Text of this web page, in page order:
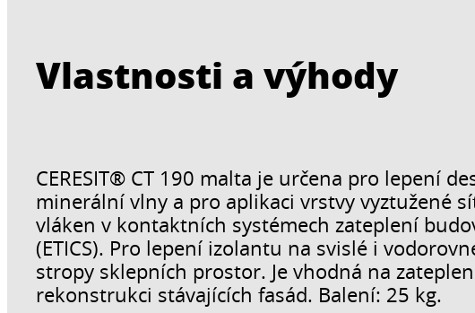
Vlastnosti a výhody
CERESIT® CT 190 malta je určena pro lepení
minerální vlny a pro aplikaci vrstvy vyztužené
vláken v kontaktních systémech zateplení
(ETICS). Pro lepení izolantu na svislé i
stropy sklepních prostor. Je vhodná na
rekonstrukci stávajících fasád. Balení: 25 kg.